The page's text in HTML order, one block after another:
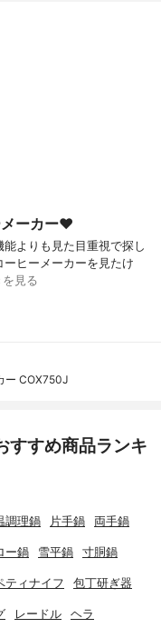
ーカー❤️
よりも見た目重視で探し
ヒーメーカーを見たけ
見る
ー COX750J
すすめ商品ランキ
調理鍋 片手鍋 両手鍋
ー鍋 雪平鍋 寸胴鍋
ティナイフ 包丁研ぎ器
レードル ヘラ